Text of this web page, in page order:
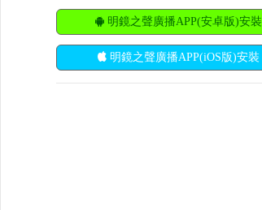
明鏡之聲廣播APP(安卓版)安裝
明鏡之聲廣播APP(iOS版)安裝